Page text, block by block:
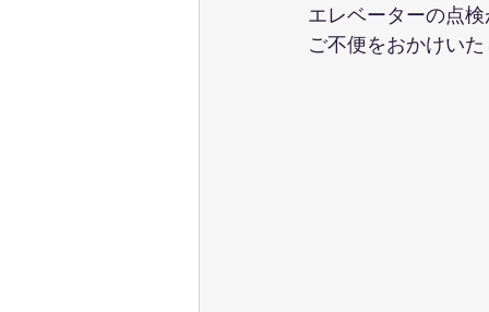
エレベーターの点
ご不便をおかけい